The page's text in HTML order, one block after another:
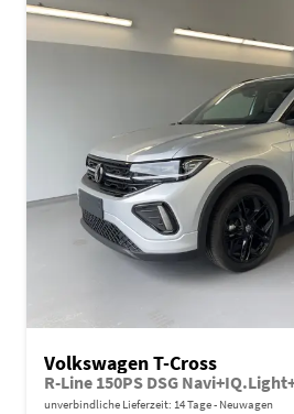
Volkswagen T-Cross
unverbindliche Lieferzeit: 14 Tage Neuwagen